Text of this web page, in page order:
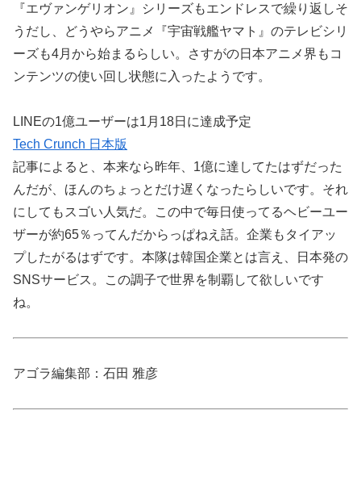
『エヴァンゲリオン』シリーズもエンドレスで繰り返しそ
うだし、どうやらアニメ『宇宙戦艦ヤマト』のテレビシリ
ーズも4月から始まるらしい。さすがの日本アニメ界もコ
ンテンツの使い回し状態に入ったようです。
LINEの1億ユーザーは1月18日に達成予定
Tech Crunch 日本版
記事によると、本来なら昨年、1億に達してたはずだった
んだが、ほんのちょっとだけ遅くなったらしいです。それ
にしてもスゴい人気だ。この中で毎日使ってるヘビーユー
ザーが約65％ってんだからっぱねえ話。企業もタイアッ
プしたがるはずです。本隊は韓国企業とは言え、日本発の
SNSサービス。この調子で世界を制覇して欲しいです
ね。
アゴラ編集部：石田 雅彦